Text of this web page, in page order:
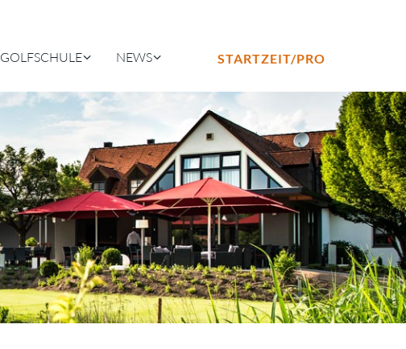
GOLFSCHULE NEWS STARTZEIT/PRO